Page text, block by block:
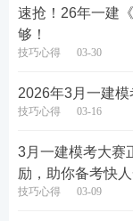
3️⃣ 智能学情分
你自以为的“差
速抢！26年一建
够！
技巧心得 03-30
2026年3月一建模
技巧心得 03-16
3月一建模考大赛
励，助你备考快人
技巧心得 03-09